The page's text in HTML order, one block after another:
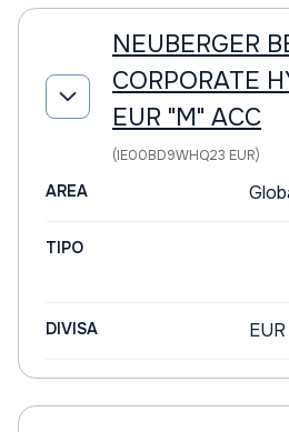
NEUBERGER
CORPORATE
EUR "M" ACC
(IE00BD9WHQ23 EUR)
AREA
TIPO
DIVISA EUR